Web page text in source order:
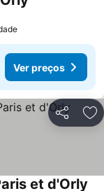
Ver preços
Partilhar
et d'Orly